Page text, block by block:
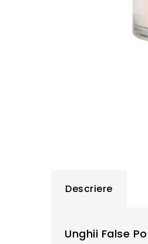
Descriere
Unghii False